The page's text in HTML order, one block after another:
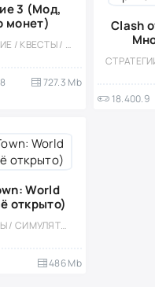
3 (Мод,
монет)
ПРИКЛЮЧЕНИЕ / КВЕСТЫ / КАЗУАЛЬНЫЕ / ГОЛОВОЛОМКИ / СТИЛИЗАЦИЯ / ОДНОПОЛЬЗОВАТЕЛЬСКИЕ / ОФЛАЙН / ИССЛЕДОВАНИЯ / ВСТРОЕННЫЙ КЕШ / МОД / ФЭНТЕЗИ
727.3 Mb
Clash
18.400.9
World
открыто)
СИМУЛЯТОРЫ / СИМУЛЯТОРЫ ЖИЗНИ / ПО МУЛЬТФИЛЬМАМ / КАЗУАЛЬНЫЕ / ОДНОПОЛЬЗОВАТЕЛЬСКИЕ / СТИЛИЗАЦИЯ / ОФЛАЙН / МОД / ВСТРОЕННЫЙ КЕШ / ДЛЯ ДЕТЕЙ
486 Mb